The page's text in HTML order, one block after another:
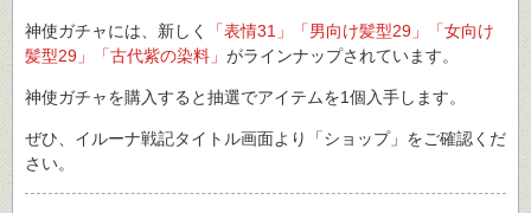
神使ガチャには、新しく
「表情31」「男向け髪型29」「女向け
髪型29」「古代紫の染料」 がラインナップされています。
神使ガチャを購入すると抽選でアイテムを1個入手します。
ぜひ、イルーナ戦記タイトル画面より「ショップ」をご確認くだ
さい。